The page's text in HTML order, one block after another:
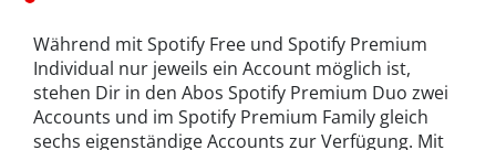
Während mit Spotify Free und Spotify Premium
Individual nur jeweils ein Account möglich ist,
stehen Dir in den Abos Spotify Premium Duo zwei
Accounts und im Spotify Premium Family gleich
sechs eigenständige Accounts zur Verfügung. Mit